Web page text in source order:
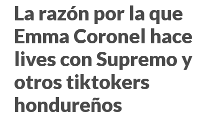
La razón por la que
Emma Coronel hace
lives con Supremo y
otros tiktokers
hondureños